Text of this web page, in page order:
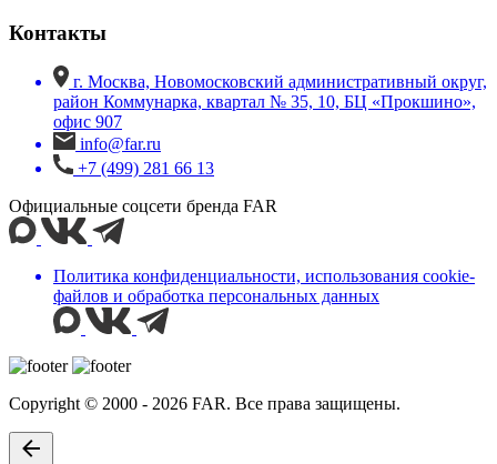
Контакты
г. Москва, Новомосковский административный округ,
район Коммунарка, квартал № 35, 10, БЦ «Прокшино»,
офис 907
info@far.ru
+7 (499) 281 66 13
Официальные соцсети бренда FAR
Политика конфиденциальности, использования сookie-
файлов и обработка персональных данных
Copyright © 2000 - 2026 FAR. Все права защищены.